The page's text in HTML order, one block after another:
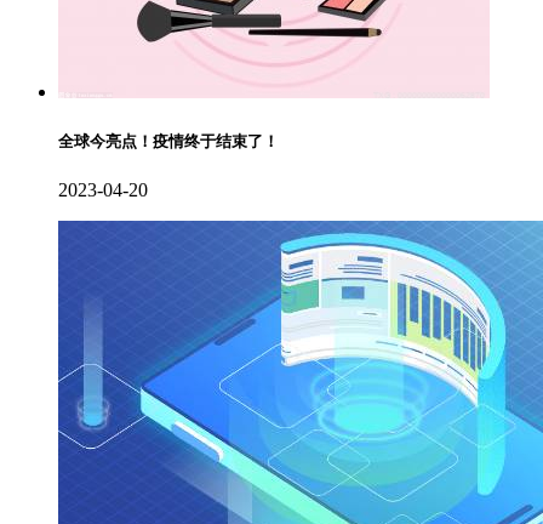
全球今亮点！疫情终于结束了！
2023-04-20